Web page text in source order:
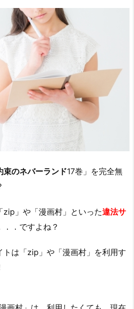
束のネバーランド17巻」を完全無
zip」や「漫画村」といった違法サ
．ですよね？
トは「zip」や「漫画村」を利用す